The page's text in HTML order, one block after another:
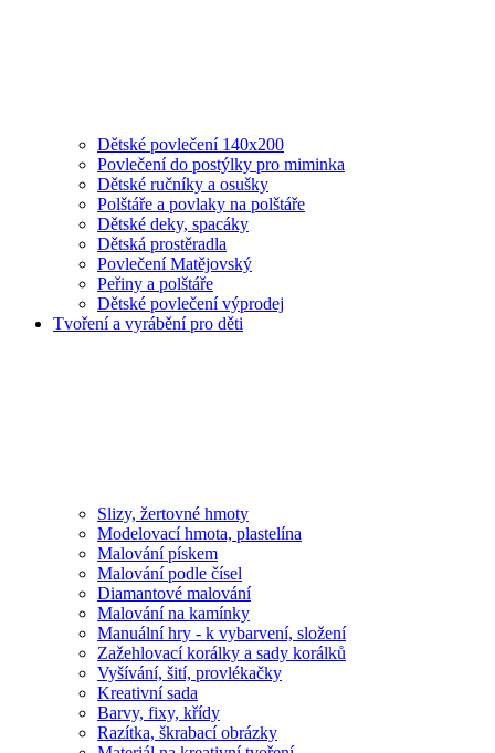
Dětské povlečení 140x200
Povlečení do postýlky pro miminka
Dětské ručníky a osušky
Polštáře a povlaky na polštáře
Dětské deky, spacáky
Dětská prostěradla
Povlečení Matějovský
Peřiny a polštáře
Dětské povlečení výprodej
Tvoření a vyrábění pro děti
Slizy, žertovné hmoty
Modelovací hmota, plastelína
Malování pískem
Malování podle čísel
Diamantové malování
Malování na kamínky
Manuální hry - k vybarvení, složení
Zažehlovací korálky a sady korálků
Vyšívání, šití, provlékačky
Kreativní sada
Barvy, fixy, křídy
Razítka, škrabací obrázky